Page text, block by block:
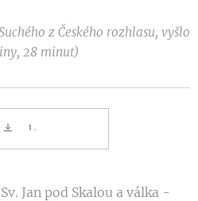
z Českého rozhlasu, vyšlo
28 minut)
1.
Jan pod Skalou a válka -